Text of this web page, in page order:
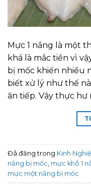
Mực 1 nắng là một
khá là mắc tiền vì
bị mốc khiến nhiều
biết xử lý như thế
ăn tiếp. Vậy thực hư
Đã đăng trong Kinh
nắng bị mốc mực khô 1
mực một nắng bị mốc